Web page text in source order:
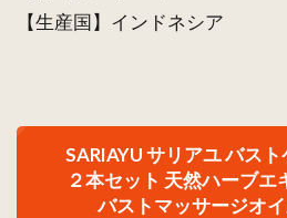
【生産国】インドネシア
SARIAYU サリアユ バス
２本セット 天然ハーブエ
バストマッサージオ